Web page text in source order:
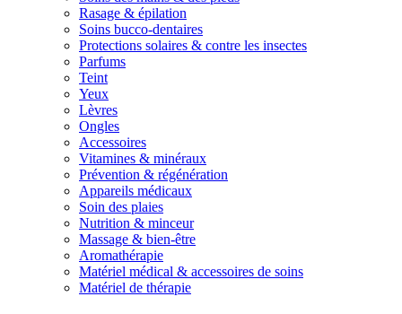
Rasage & épilation
Soins bucco-dentaires
Protections solaires & contre les insectes
Parfums
Teint
Yeux
Lèvres
Ongles
Accessoires
Vitamines & minéraux
Prévention & régénération
Appareils médicaux
Soin des plaies
Nutrition & minceur
Massage & bien-être
Aromathérapie
Matériel médical & accessoires de soins
Matériel de thérapie